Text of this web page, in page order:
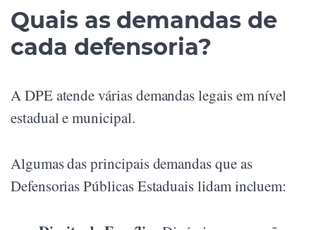
Quais as demandas de
cada defensoria?
A DPE atende várias demandas legais em nível
estadual e municipal.
Algumas das principais demandas que as
Defensorias Públicas Estaduais lidam incluem: